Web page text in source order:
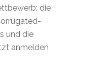
die
und die
anmelden